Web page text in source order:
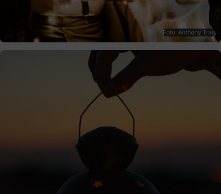
Foto: Anthony Tran